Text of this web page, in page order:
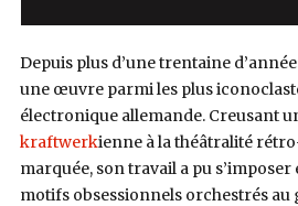
Depuis plus d’une trentaine
une œuvre parmi les plus
électronique allemande. Creusant
kraftwerkienne à la théâtralité
marquée, son travail a pu
motifs obsessionnels orchestrés au